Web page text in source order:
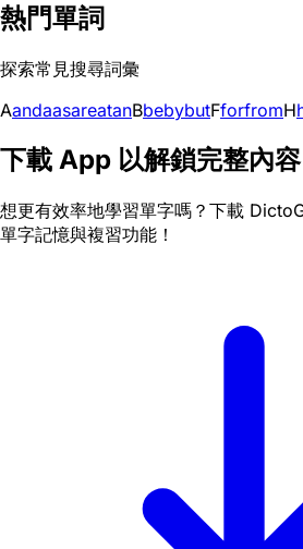
熱門單詞
探索常見搜尋詞彙
AandaasareatanBbebybutFforfromH
下載 App 以解鎖完整內容
想更有效率地學習單字嗎？下載
單字記憶與複習功能！